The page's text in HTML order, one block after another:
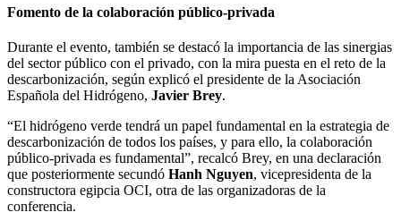
Fomento de la colaboración público-privada
Durante el evento, también se destacó la importancia de las sinergias
del sector público con el privado, con la mira puesta en el reto de la
descarbonización, según explicó el presidente de la Asociación
Española del Hidrógeno, Javier Brey.
“El hidrógeno verde tendrá un papel fundamental en la estrategia de
descarbonización de todos los países, y para ello, la colaboración
público-privada es fundamental”, recalcó Brey, en una declaración
que posteriormente secundó Hanh Nguyen, vicepresidenta de la
constructora egipcia OCI, otra de las organizadoras de la
conferencia.